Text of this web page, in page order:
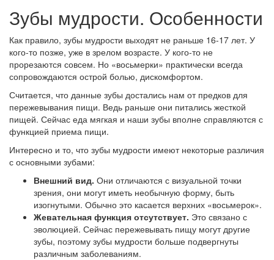
Зубы мудрости. Особенности
Как правило, зубы мудрости выходят не раньше 16-17 лет. У
кого-то позже, уже в зрелом возрасте. У кого-то не
прорезаются совсем. Но «восьмерки» практически всегда
сопровождаются острой болью, дискомфортом.
Считается, что данные зубы достались нам от предков для
пережевывания пищи. Ведь раньше они питались жесткой
пищей. Сейчас еда мягкая и наши зубы вполне справляются с
функцией приема пищи.
Интересно и то, что зубы мудрости имеют некоторые различия
с основными зубами:
Внешний вид. Они отличаются с визуальной точки
зрения, они могут иметь необычную форму, быть
изогнутыми. Обычно это касается верхних «восьмерок».
Жевательная функция отсутствует. Это связано с
эволюцией. Сейчас пережевывать пищу могут другие
зубы, поэтому зубы мудрости больше подвергнуты
различным заболеваниям.